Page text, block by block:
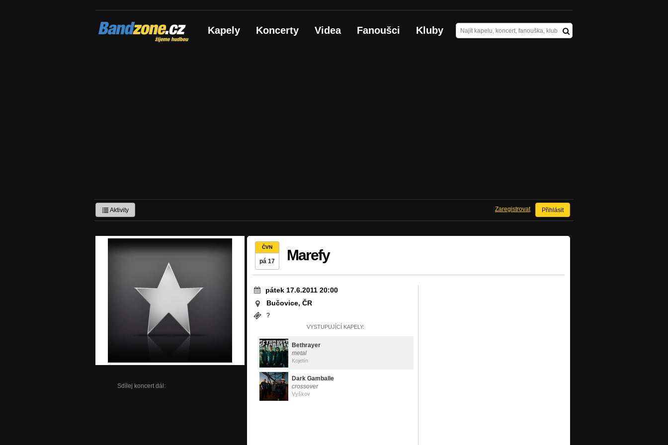
Bandzone.cz
žijeme hudbou Kapely Koncerty Videa Fanoušci Kluby
Aktivity Přihlásit
Zaregistrovat
Sdílej koncert dál:
ČVN
pá 17 Marefy
pátek 17.6.2011 20:00
Bučovice, ČR
?
VYSTUPUJÍCÍ KAPELY:
Bethrayer
metal
Kojetín
Dark Gamballe
crossover
Vyškov